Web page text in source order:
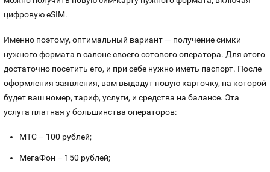
цифровую eSIM.
Именно поэтому, оптимальный вариант — получение симки
нужного формата в салоне своего сотового оператора. Для этого
достаточно посетить его, и при себе нужно иметь паспорт. После
оформления заявления, вам выдадут новую карточку, на которой
будет ваш номер, тариф, услуги, и средства на балансе. Эта
услуга платная у большинства операторов:
МТС – 100 рублей;
МегаФон – 150 рублей;